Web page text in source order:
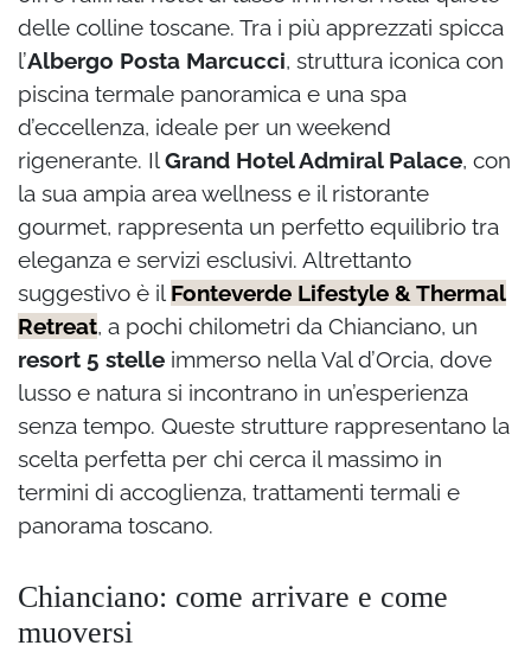
delle colline toscane. Tra i più apprezzati spicca
l’Albergo Posta Marcucci, struttura iconica con
piscina termale panoramica e una spa
d’eccellenza, ideale per un weekend
rigenerante. IlGrand Hotel Admiral Palace, con
la sua ampia area wellness e il ristorante
gourmet, rappresenta un perfetto equilibrio tra
eleganza e servizi esclusivi. Altrettanto
suggestivo è il Fonteverde Lifestyle & Thermal
Retreat, a pochi chilometri da Chianciano, un
resort 5 stelle immerso nella Val d’Orcia, dove
lusso e natura si incontrano in un’esperienza
senza tempo. Queste strutture rappresentano la
scelta perfetta per chi cerca il massimo in
termini di accoglienza, trattamenti termali e
panorama toscano.
Chianciano: come arrivare e come
muoversi